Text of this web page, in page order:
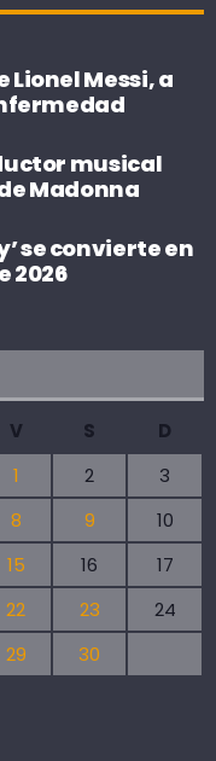
Lionel Messi, a
musical
Madonna
se convierte en
2026
V S
D
1
2
3
8 9
10
15 16
17
22 23
24
29
30